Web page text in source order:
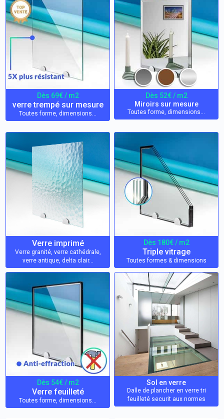
Dès 69€ / m2
verre trempé sur mesure
Toutes forme, dimensions…
Dès 52€ / m2
Miroirs sur mesure
Toutes forme, dimensions…
Verre imprimé
Verre granité, verre cathédrale,
verre antique, delta clair…
Dès 180€ / m2
Triple vitrage
Toutes formes & dimensions
Dès 54€ / m2
Verre feuilleté
Toutes forme, dimensions…
Sol en verre
Dalle de plancher en verre tri
feuilleté securit aux normes